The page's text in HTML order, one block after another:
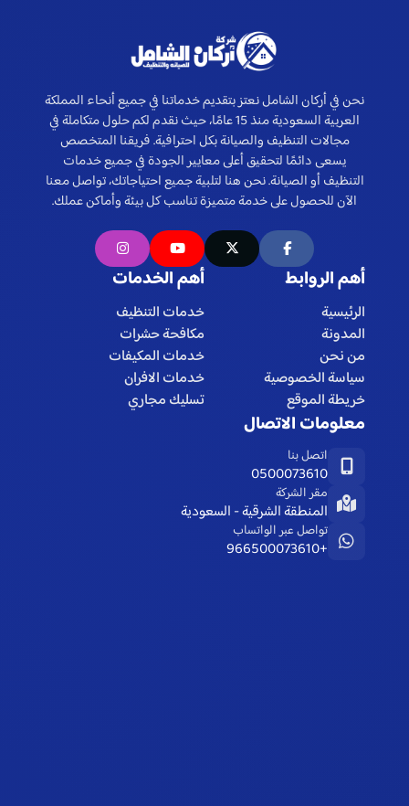
نحن في أركان الشامل نعتز بتقديم خدماتنا في جميع أنحاء المملكة
العربية السعودية منذ 15 عامًا، حيث نقدم لكم حلول متكاملة في
مجالات التنظيف والصيانة بكل احترافية. فريقنا المتخصص
يسعى دائمًا لتحقيق أعلى معايير الجودة في جميع خدمات
التنظيف أو الصيانة. نحن هنا لتلبية جميع احتياجاتك، تواصل معنا
الآن للحصول على خدمة متميزة تناسب كل بيئة وأماكن عملك.
أهم الروابط
الرئيسية
المدونة
من نحن
سياسة الخصوصية
خريطة الموقع
أهم الخدمات
خدمات التنظيف
مكافحة حشرات
خدمات المكيفات
خدمات الافران
تسليك مجاري
معلومات الاتصال
اتصل بنا
0500073610
مقر الشركة
المنطقة الشرقية - السعودية
تواصل عبر الواتساب
+966500073610